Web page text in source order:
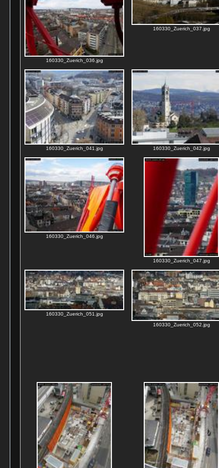
160330_Zuerich_036.jpg
160330_Zuerich_037.jpg
160330_Zuerich_041.jpg 160330_Zuerich_042.jpg
160330_Zuerich_046.jpg
160330_Zuerich_047.jpg
160330_Zuerich_051.jpg
160330_Zuerich_052.jpg